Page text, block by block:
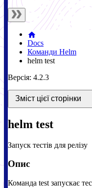
Docs
Команди Helm
helm test
Версія: 4.2.3
Зміст цієї сторінки
helm test
Запуск тестів для релізу
Опис
Команда test запускає